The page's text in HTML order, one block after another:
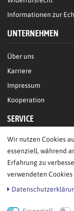
Informationen zur
UNTERNEHMEN
Über uns
Karriere
Impressum
Kooperation
SERVICE
FAQ/Hilfe
Datenschutz
AGB
Wir nutzen Cookies
essenziell, während
Erfahrung zu
verwendeten